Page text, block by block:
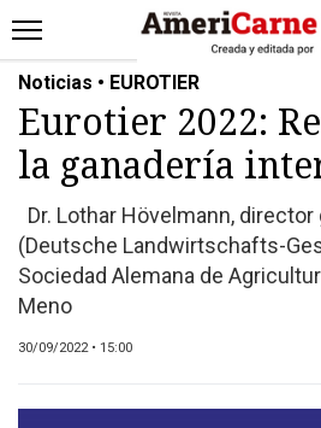
INICIO
NOTICIAS RECIENTES
NOTICIAS
PRODUCCIÓN
PROCESO
PRODUCTO
NUEVOS PRODUCTOS
REVISTAS
Noticias • EUROTIER
Eurotier 2022:
la ganadería
Dr. Lothar Hövelmann, director
(Deutsche Landwirtschafts-
Sociedad Alemana de
Meno
30/09/2022 • 15:00